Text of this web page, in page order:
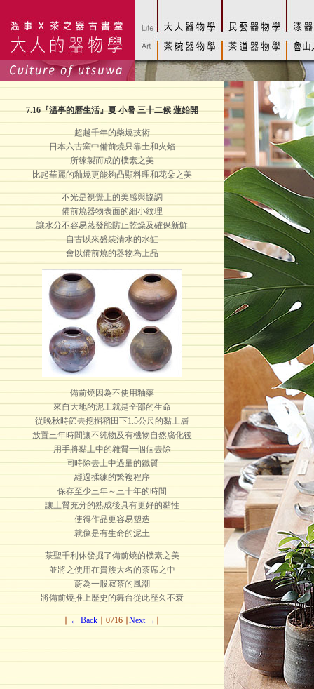
7.16『溫事的曆生活』夏 小暑 三十二候 蓮始開
超越千年的柴燒技術
日本六古窯中備前燒只靠土和火焰
所練製而成的樸素之美
比起華麗的釉燒更能夠凸顯料理和花朵之美
不光是視覺上的美感與協調
備前燒器物表面的細小紋理
讓水分不容易蒸發能防止乾燥及確保新鮮
自古以來盛裝清水的水缸
會以備前燒的器物為上品
備前燒因為不使用釉藥
來自大地的泥土就是全部的生命
從晚秋時節去挖掘稻田下1.5公尺的黏土層
放置三年時間讓不純物及有機物自然腐化後
用手將黏土中的雜質一個個去除
同時除去土中過量的鐵質
經過揉練的繁複程序
保存至少三年～三十年的時間
讓土質充分的熟成後具有更好的黏性
使得作品更容易塑造
就像是有生命的泥土
茶聖千利休發掘了備前燒的樸素之美
並將之使用在貴族大名的茶席之中
蔚為一股寂茶的風潮
將備前燒推上歷史的舞台從此歷久不衰
← Back ∣ 0716 ∣Next →